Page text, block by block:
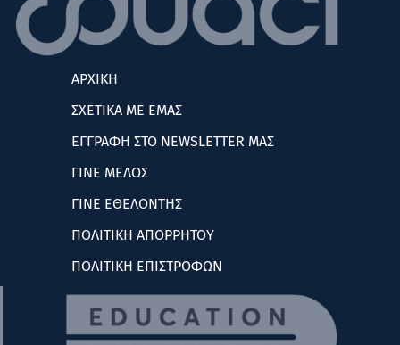
ΑΡΧΙΚΗ
ΣΧΕΤΙΚΑ ΜΕ ΕΜΑΣ
ΕΓΓΡΑΦΗ ΣΤΟ NEWSLETTER ΜΑΣ
ΓΙΝΕ ΜΕΛΟΣ
ΓΙΝΕ ΕΘΕΛΟΝΤΗΣ
ΠΟΛΙΤΙΚΗ ΑΠΟΡΡΗΤΟΥ
ΠΟΛΙΤΙΚΗ ΕΠΙΣΤΡΟΦΩΝ